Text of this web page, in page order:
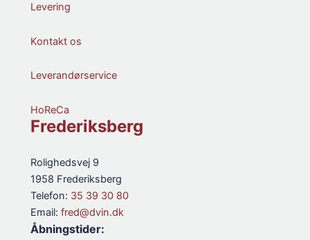
Levering
Kontakt os
Leverandørservice
HoReCa
Frederiksberg
Rolighedsvej 9
1958 Frederiksberg
Telefon: 35 39 30 80
Email: fred@dvin.dk
Åbningstider: